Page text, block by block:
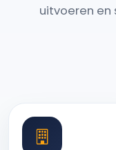
uitvoeren en